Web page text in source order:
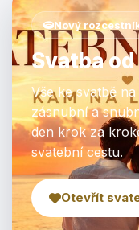
Nový
Svatba od
Vše ke svatbě
zásnubní a
den krok za
svatební cestu.
Otevřít